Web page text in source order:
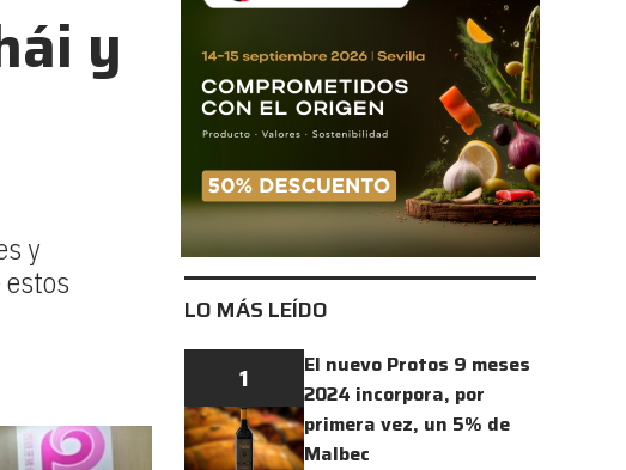
y
y
estos
LO MÁS LEÍDO
1
El nuevo Protos 9 meses
2024 incorpora, por
primera vez, un 5% de
Malbec